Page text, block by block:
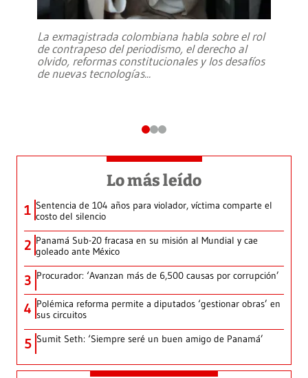
La exmagistrada colombiana habla sobre el rol
de contrapeso del periodismo, el derecho al
olvido, reformas constitucionales y los desafíos
de nuevas tecnologías...
Lo más leído
1 Sentencia de 104 años para violador, víctima comparte el
costo del silencio
2 Panamá Sub-20 fracasa en su misión al Mundial y cae
goleado ante México
3 Procurador: ‘Avanzan más de 6,500 causas por corrupción’
4 Polémica reforma permite a diputados ‘gestionar obras’ en
sus circuitos
5 Sumit Seth: ‘Siempre seré un buen amigo de Panamá’